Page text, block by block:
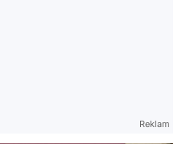
Reklam